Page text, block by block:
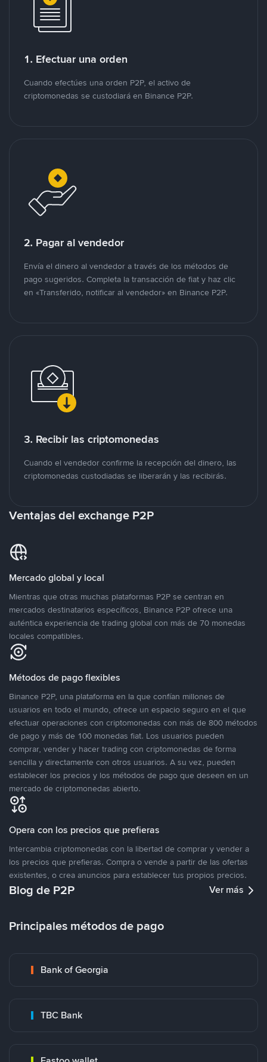
1. Efectuar una orden
Cuando efectúes una orden P2P, el activo de
criptomonedas se custodiará en Binance P2P.
2. Pagar al vendedor
Envía el dinero al vendedor a través de los métodos de
pago sugeridos. Completa la transacción de fiat y haz clic
en «Transferido, notificar al vendedor» en Binance P2P.
3. Recibir las criptomonedas
Cuando el vendedor confirme la recepción del dinero, las
criptomonedas custodiadas se liberarán y las recibirás.
Ventajas del exchange P2P
Mercado global y local
Mientras que otras muchas plataformas P2P se centran en
mercados destinatarios específicos, Binance P2P ofrece una
auténtica experiencia de trading global con más de 70 monedas
locales compatibles.
Métodos de pago flexibles
Binance P2P, una plataforma en la que confían millones de
usuarios en todo el mundo, ofrece un espacio seguro en el que
efectuar operaciones con criptomonedas con más de 800 métodos
de pago y más de 100 monedas fiat. Los usuarios pueden
comprar, vender y hacer trading con criptomonedas de forma
sencilla y directamente con otros usuarios. A su vez, pueden
establecer los precios y los métodos de pago que deseen en un
mercado de criptomonedas abierto.
Opera con los precios que prefieras
Intercambia criptomonedas con la libertad de comprar y vender a
los precios que prefieras. Compra o vende a partir de las ofertas
existentes, o crea anuncios para establecer tus propios precios.
Blog de P2P Ver más
Principales métodos de pago
Bank of Georgia
TBC Bank